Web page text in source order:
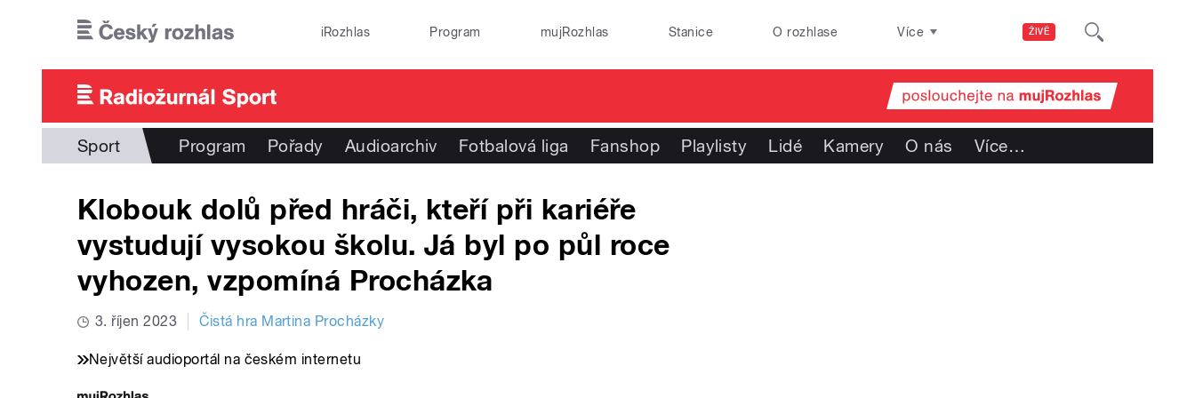
ŽIVĚ
iRozhlas Program mujRozhlas Stanice O rozhlase Více
Sport Program Pořady Audioarchiv Fotbalová liga Fanshop Playlisty Lidé Kamery O nás Více…
Klobouk dolů před hráči, kteří při kariéře
vystudují vysokou školu. Já byl po půl roce
vyhozen, vzpomíná Procházka
3. říjen 2023 Čistá hra Martina Procházky
Největší audioportál na českém internetu